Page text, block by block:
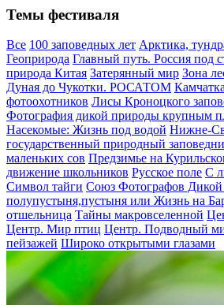
Темы фестиваля
Все 100 заповедных лет Арктика,
Геоприрода Главный путь. Россия под
природа Китая Затерянный мир Зона
Дуная до Чукотки. РОСАТОМ
фотоохотников Лисы Кроноцкого
Фотография дикой природы крупным
Насекомые: Жизнь под водой Нижне-
государственный природный
маленьких сов Предзимье на
движение школьников Русское поле С
Символ тайги Союз Фотографов
полупустыня,пустыня или Жизнь на
отшельница Тайны макровселенной
Центр. Мир птиц Центр. Подводный
пейзажей Широко открытыми глазами